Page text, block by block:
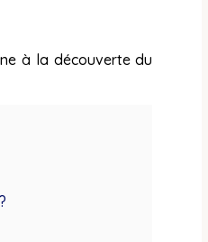
à la découverte du